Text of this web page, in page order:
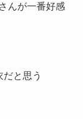
んが一番好感
と思う